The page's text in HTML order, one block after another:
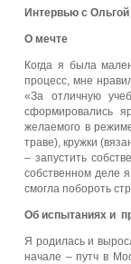
Интервью с
О мечте
Когда я была
процесс, мне
«За отличную
сформировались
желаемого в
траве), кружки
– запустить
собственном деле
смогла побороть
Об испытаниях и
Я родилась и
начале – путч в